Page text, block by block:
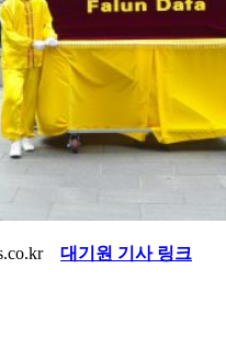
대기원 기사 링크